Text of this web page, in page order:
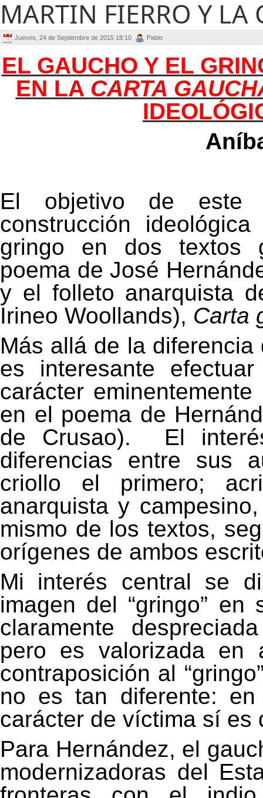
MARTIN FIERRO Y LA
Jueves, 24 de Septiembre de 2015 18:10 Pablo
EL GAUCHO Y EL
EN LA CARTA
El objetivo de este
construcción
gringo en dos textos
poema de José
y el folleto anarquista
Irineo Woollands), Carta
Más allá de la
es interesante
carácter
en el poema de
de Crusao).
El
diferencias entre sus
criollo el primero;
anarquista y
mismo de los textos,
orígenes de ambos
Mi interés central se
imagen del “gringo” en
claramente
pero es valorizada en
contraposición al
no es tan diferente:
carácter de víctima sí es
Para Hernández, el
modernizadoras del